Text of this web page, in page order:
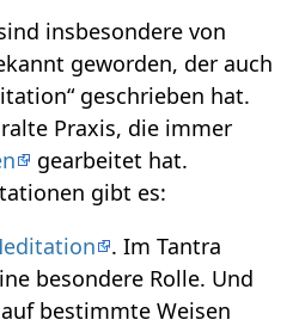
insbesondere von
geworden, der auch
geschrieben hat.
Praxis, die immer
gearbeitet hat.
gibt es:
. Im Tantra
besondere Rolle. Und
auf bestimmte Weisen